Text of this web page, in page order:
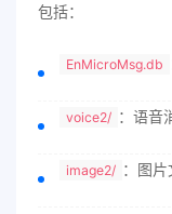
包括：
EnMicroMsg.db
voice2/ ：语音
image2/ ：图片